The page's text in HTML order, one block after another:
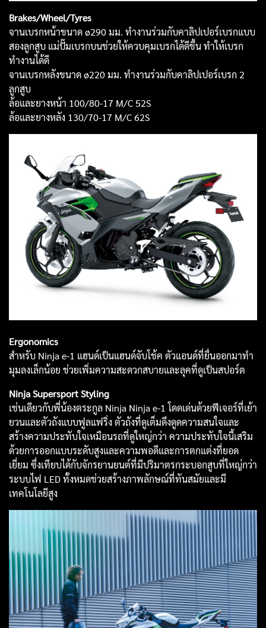
Brakes/Wheel/Tyres
จานเบรกหน้าขนาด ø290 มม. ทำงานร่วมกับคาลิปเปอร์เบรกแบบ
สองลูกสูบ แม่ปั๊มเบรกบนช่วยให้ควบคุมเบรกได้ดีขึ้น ทำให้เบรก
ทำงานได้ดี
จานเบรกหลังขนาด ø220 มม. ทำงานร่วมกับคาลิปเปอร์เบรก 2
ลูกสูบ
ล้อและยางหน้า 100/80-17 M/C 52S
ล้อและยางหลัง 130/70-17 M/C 62S
Ergonomics
สำหรับ Ninja e-1 แฮนด์เป็นแฮนด์จับโช้ค ตัวแอนด์ที่ยื่นออกมาทำ
มุมลงเล็กน้อย ช่วยเพิ่มความสะดวกสบายและลุคที่ดูเป็นสปอร์ต
Ninja Supersport Styling
เช่นเดียวกับพี่น้องตระกูล Ninja Ninja e-1 โดดเด่นด้วยฟีเจอร์ที่เย้า
ยวนและตัวถังแบบฟูลแฟริ่ง ตัวถังที่ดูเต็มดึงดูดความสนใจและ
สร้างความประทับใจเหมือนรถที่ดูใหญ่กว่า ความประทับใจนี้เสริม
ด้วยการออกแบบระดับสูงและความพอดีและการตกแต่งที่ยอด
เยี่ยม ซึ่งเทียบได้กับจักรยานยนต์ที่มีปริมาตรกระบอกสูบที่ใหญ่กว่า
ระบบไฟ LED ทั้งหมดช่วยสร้างภาพลักษณ์ที่ทันสมัยและมี
เทคโนโลยีสูง